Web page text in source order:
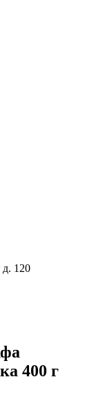
д. 120
400 г